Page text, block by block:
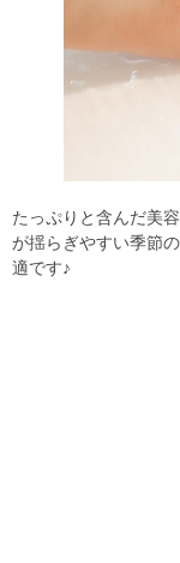
たっぷりと含んだ美
が揺らぎやすい季節
適です♪